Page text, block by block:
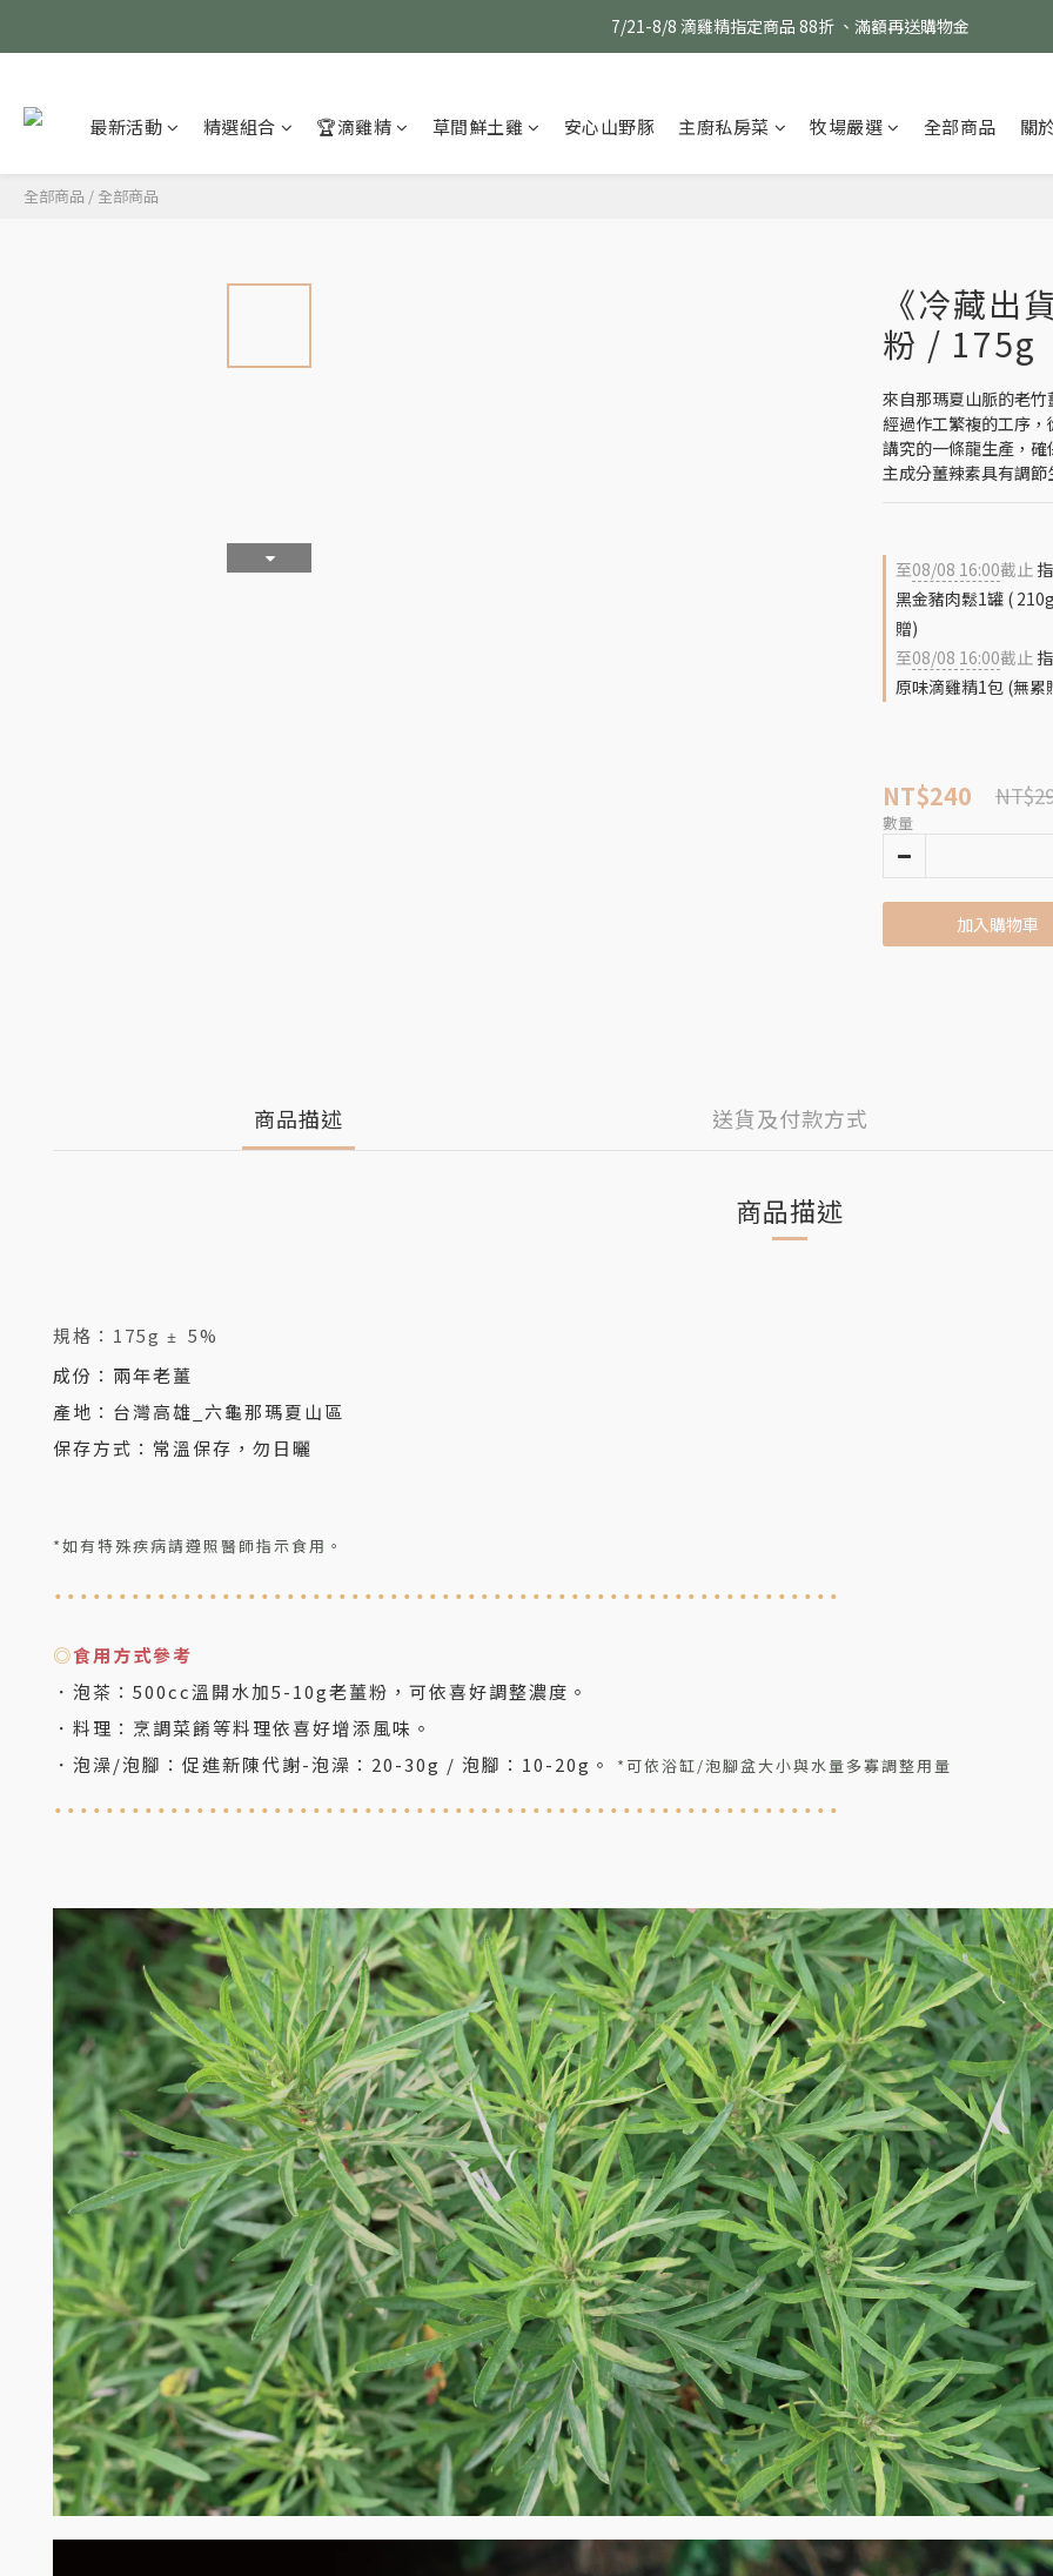
消費滿 $1800 贈送原味滴雞精1包、$6000 贈送黑金豬肉鬆 (指定商品除
7/21-8/8 滴雞精指定商品 88折 、滿額再送購物金
消費滿 $1800 贈送原味滴雞精1包、$6000 贈送黑金豬肉鬆 (指定商品除
最新活動 精選組合 🏆滴雞精 草間鮮土雞 安心山野豚 主廚私房菜 牧場嚴選 全部商品 關
全部商品 / 全部商品
《冷藏出
粉 / 175g
來自那瑪夏山脈的老
經過作工繁複的工序
講究的一條龍生產，
主成分薑辣素具有調
至08/08 16:00截止
黑金豬肉鬆1罐 (
贈)
至08/08 16:00截止
原味滴雞精1包 (無累
NT$240
數量
加入購物車
商品描述 送貨及付款方式
商品描述
規格： 175g ± 5%
成份 ：兩年老薑
產地：台灣高雄_六龜那瑪夏山區
保存方式：常溫保存，勿日曬
*如有特殊疾病請遵照醫師指示食用。
.............................................................
◎食用方式參考
． 泡茶：500cc溫開水加5-10g老薑粉 ，可依喜好調整濃度 。
．料理 ：烹調菜餚等料理依喜好增添風味 。
．泡澡/泡腳 ：促進新陳代謝-泡澡：20-30g / 泡腳：10-20g 。 *可依浴缸/泡腳盆大小與水量多寡調整用量
.............................................................